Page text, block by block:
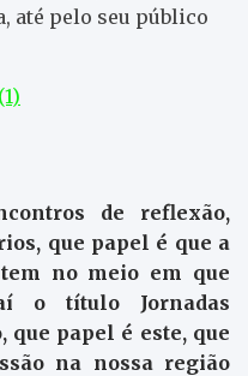
até pelo seu público
de reflexão,
que papel é que a
no meio em que
o título Jornadas
que papel é este, que
na nossa região